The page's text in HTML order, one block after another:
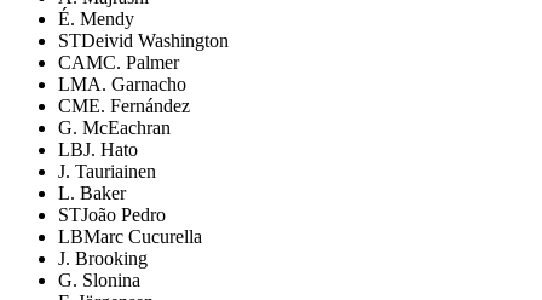
É. Mendy
STDeivid Washington
CAMC. Palmer
LMA. Garnacho
CME. Fernández
G. McEachran
LBJ. Hato
J. Tauriainen
L. Baker
STJoão Pedro
LBMarc Cucurella
J. Brooking
G. Slonina